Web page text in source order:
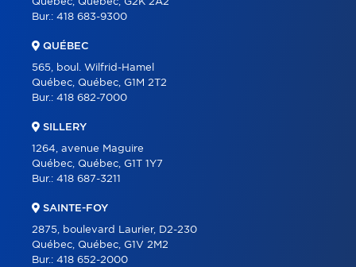
CARRIÈRE
BLOGUE
CONTACT
Québec, Québec, G2K 2A2
Bur.: 418 683-9300
QUÉBEC
565, boul. Wilfrid-Hamel
Québec, Québec, G1M 2T2
Bur.: 418 682-7000
SILLERY
1264, avenue Maguire
Québec, Québec, G1T 1Y7
Bur.: 418 687-3211
SAINTE-FOY
2875, boulevard Laurier, D2-230
Québec, Québec, G1V 2M2
Bur.: 418 652-2000